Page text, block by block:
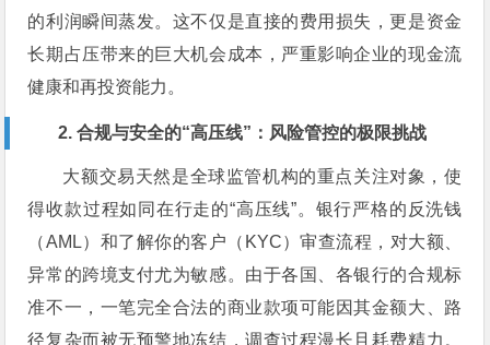
的利润瞬间蒸发。这不仅是直接的费用损失，更是资金
长期占压带来的巨大机会成本，严重影响企业的现金流
健康和再投资能力。
2. 合规与安全的“高压线”：风险管控的极限挑战
大额交易天然是全球监管机构的重点关注对象，使
得收款过程如同在行走的“高压线”。银行严格的反洗钱
（AML）和了解你的客户（KYC）审查流程，对大额、
异常的跨境支付尤为敏感。由于各国、各银行的合规标
准不一，一笔完全合法的商业款项可能因其金额大、路
径复杂而被无预警地冻结，调查过程漫长且耗费精力。